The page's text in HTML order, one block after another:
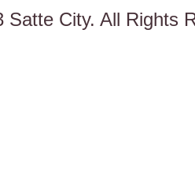
Satte City. All Rights